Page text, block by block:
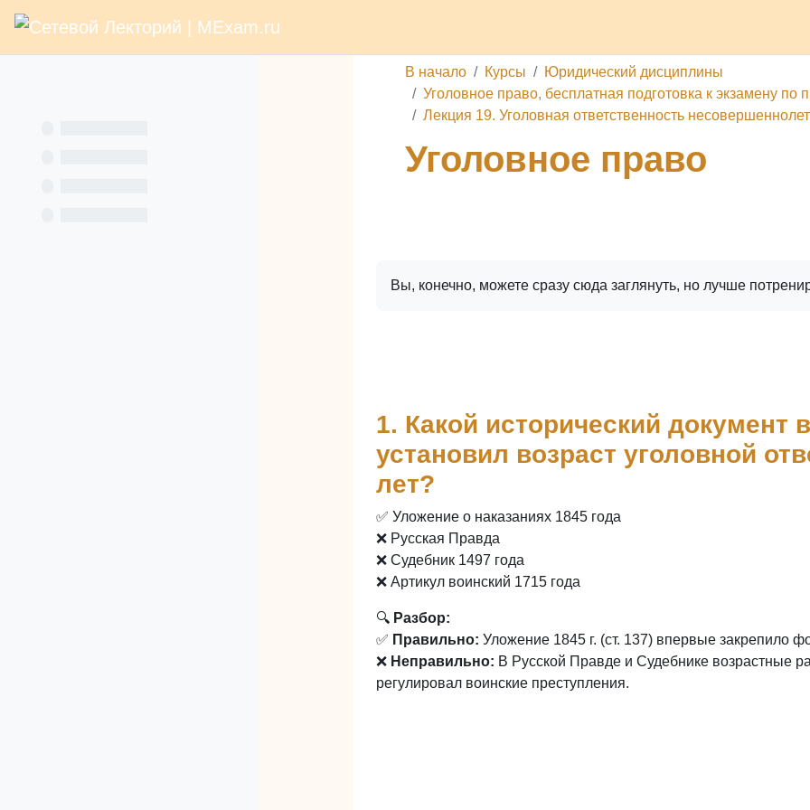
В начало Курсы
Юридический дисциплины
Уголовное право, бесплатная подготовка к экзамену по
Лекция 19. Уголовная ответственность
Уголовное право
Вы, конечно, можете сразу сюда заглянуть, но лучше
1. Какой исторический документ
установил возраст уголовной
лет?
✅ Уложение о наказаниях 1845 года
❌ Русская Правда
❌ Судебник 1497 года
❌ Артикул воинский 1715 года
🔍 Разбор:
✅ Правильно: Уложение 1845 г. (ст. 137) впервые закрепило
❌ Неправильно: В Русской Правде и Судебнике возрастные
регулировал воинские преступления.